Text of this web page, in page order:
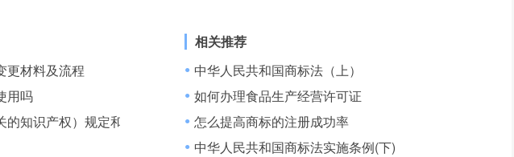
更材料及流程
用吗
知识产权）规定和基本原则
相关推荐
● 中华人民共和国商标法（上）
● 如何办理食品生产经营许可证
● 怎么提高商标的注册成功率
● 中华人民共和国商标法实施条例(下)